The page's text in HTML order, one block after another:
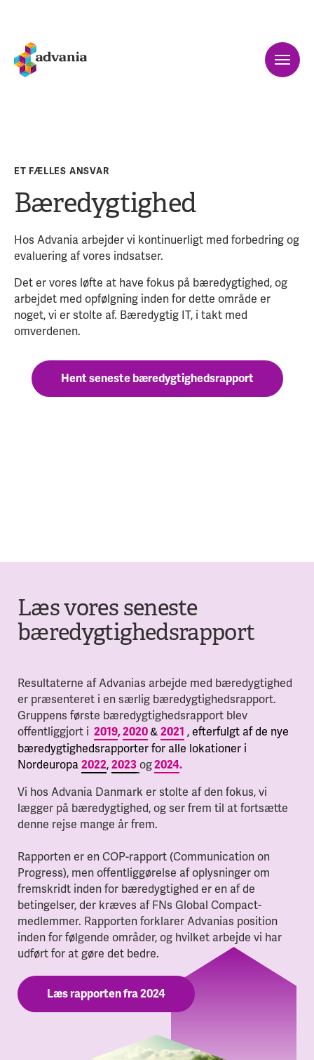
ET FÆLLES ANSVAR
Bæredygtighed
Hos Advania arbejder vi kontinuerligt med forbedring og
evaluering af vores indsatser.
Det er vores løfte at have fokus på bæredygtighed, og
arbejdet med opfølgning inden for dette område er
noget, vi er stolte af. Bæredygtig IT, i takt med
omverdenen.
Hent seneste bæredygtighedsrapport
Læs vores seneste
bæredygtighedsrapport
Resultaterne af Advanias arbejde med bæredygtighed
er præsenteret i en særlig bæredygtighedsrapport.
Gruppens første bæredygtighedsrapport blev
offentliggjort i 2019,2020 & 2021 , efterfulgt af de nye
bæredygtighedsrapporter for alle lokationer i
Nordeuropa 2022, 2023 og2024.
Vi hos Advania Danmark er stolte af den fokus, vi
lægger på bæredygtighed, og ser frem til at fortsætte
denne rejse mange år frem.
Rapporten er en COP-rapport (Communication on
Progress), men offentliggørelse af oplysninger om
fremskridt inden for bæredygtighed er en af de
betingelser, der kræves af FNs Global Compact-
medlemmer. Rapporten forklarer Advanias position
inden for følgende områder, og hvilket arbejde vi har
udført for at gøre det bedre.
Læs rapporten fra 2024